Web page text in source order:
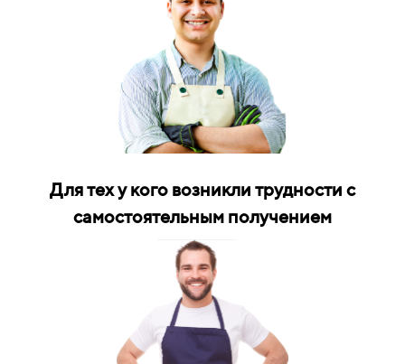
Для тех у кого возникли трудности с
самостоятельным получением